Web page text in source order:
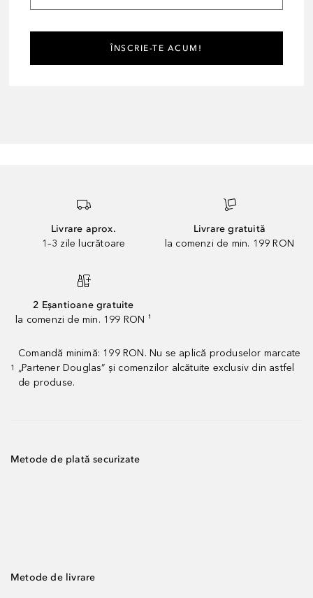
ÎNSCRIE-TE ACUM!
Livrare aprox.
1–3 zile lucrătoare
Livrare gratuită
la comenzi de min. 199 RON
2 Eșantioane gratuite
la comenzi de min. 199 RON ¹
1
Comandă minimă: 199 RON. Nu se aplică produselor marcate
„Partener Douglas” și comenzilor alcătuite exclusiv din astfel
de produse.
Metode de plată securizate
Metode de livrare